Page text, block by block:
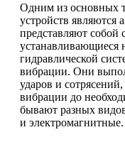
Одним из основных
устройств являются
представляют собой
устанавливающиеся
гидравлической
вибрации. Они
ударов и
вибрации до
бывают разных
и электромагнитные.